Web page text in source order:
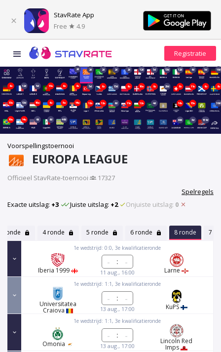
StavRate App
Free
4.9
2d 2d 2d 2d 2d 12d 5d 13d 12d 6d 5d 19d
8u 12d 5d 13u 6u 8u 5d 9u 13d 9u 10u 9u 20d 8u 11u 9u 8u
13u 13d 10u 6u 5u 14u 12u 12u 6d 11u 12u 4d 16u 13u 38d
10u 14u 6d 6d 46d 68d 3d 151d
Voorspellingstoernooi
EUROPA LEAGUE
Officieel StavRate-toernooi·
17327
Spelregels
Exacte uitslag: +3 Juiste uitslag: +2 Onjuiste uitslag: 0
ronde 4 ronde 5 ronde 6 ronde 8 ronde 7
1e wedstrijd: 0:0, 3e kwalificatieronde
Iberia 1999
:
11 aug., 16:00 Larne
1e wedstrijd: 1:1, 3e kwalificatieronde
Universitatea
Craiova
:
13 aug., 17:00 KuPS
1e wedstrijd: 1:1, 3e kwalificatieronde
Omonia
:
13 aug., 17:00
Lincoln Red
Imps